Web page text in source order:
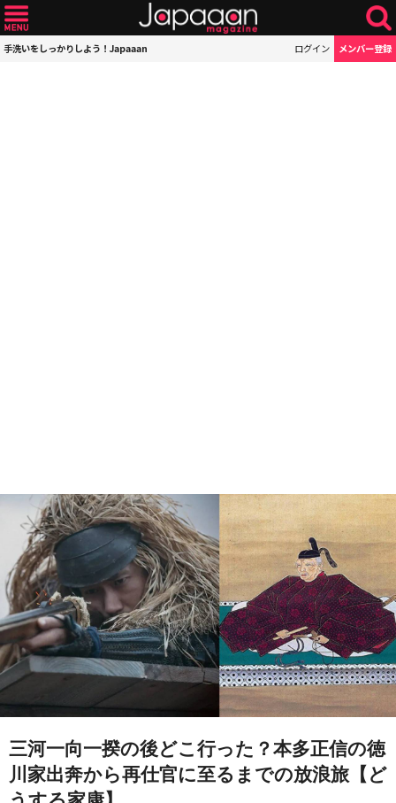
手洗いをしっかりしよう！Japaaan ログイン メンバー登録
三河一向一揆の後どこ行った？本多正信の徳
川家出奔から再仕官に至るまでの放浪旅【ど